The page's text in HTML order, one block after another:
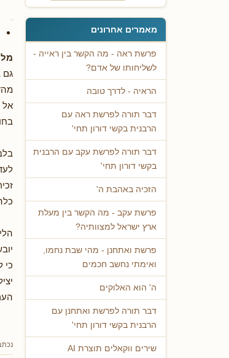
מאמרים אחרונים
פרשת ראה - מה הקשר בין ראייה -
לשליחותו של אדם?
הראיה - לדרך טובה
דבר תורה לפרשת ראה עם
הרבנית בקשי דורון תחי'
דבר תורה לפרשת עקב עם הרבנית
בקשי דורון תחי'
הזכיה באהבת ה'
פרשת עקב - מה הקשר בין מעלת
ארץ ישראל למצוותיה?
פרשת ואתחנן - מהי שבת נחמו,
ואימתי נחשב חכמים
ה' הוא האלוקים
דבר תורה לפרשת ואתחנן עם
הרבנית בקשי דורון תחי'
שירים ווקאלים תוצרת AI
גם
אל
כי